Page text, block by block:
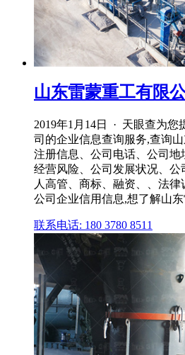
山东雷蒙重工有限
2019年1月14日 · 天眼查为您
司的企业信息查询服务,查询
注册信息、公司电话、公司地
经营风险、公司发展状况、
人高管、商标、融资、、法
公司企业信用信息,想了解山东
联系电话: 180 3780 8511